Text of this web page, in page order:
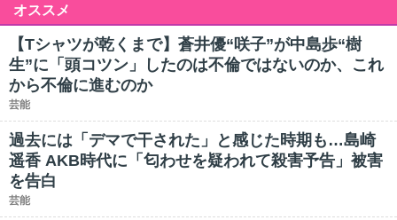
オススメ
【Tシャツが乾くまで】蒼井優“咲子”が中島歩“樹
生”に「頭コツン」したのは不倫ではないのか、これ
から不倫に進むのか
芸能
過去には「デマで干された」と感じた時期も…島崎
遥香 AKB時代に「匂わせを疑われて殺害予告」被害
を告白
芸能